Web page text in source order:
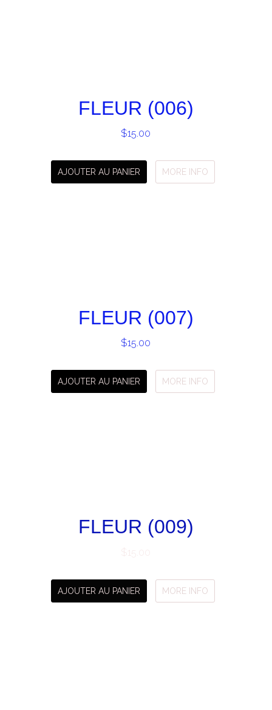
FLEUR (006)
$15.00
AJOUTER AU PANIER MORE INFO
FLEUR (007)
$15.00
AJOUTER AU PANIER MORE INFO
FLEUR (009)
AJOUTER AU PANIER MORE INFO